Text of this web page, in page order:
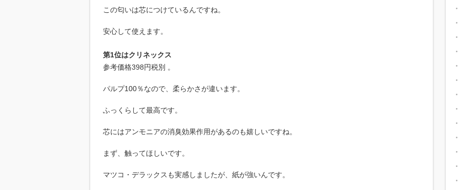
この匂いは芯につけているんですね。
安心して使えます。
第1位はクリネックス
参考価格398円税別 。
パルプ100％なので、柔らかさが違います。
ふっくらして最高です。
芯にはアンモニアの消臭効果作用があるのも嬉しいですね。
まず、触ってほしいです。
マツコ・デラックスも実感しましたが、紙が強いんです。